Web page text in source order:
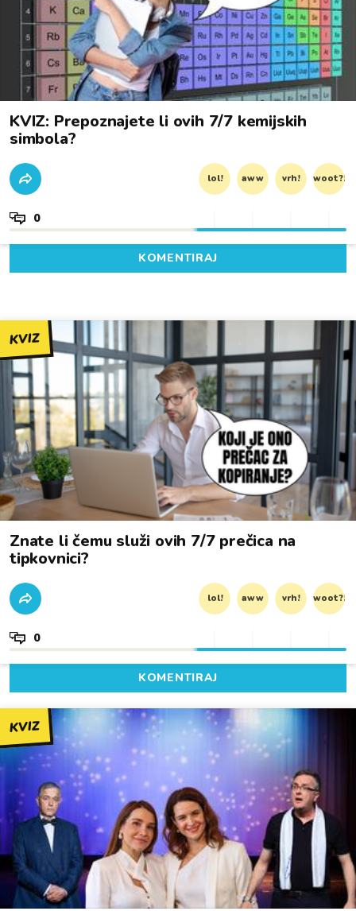
KVIZ: Prepoznajete li ovih 7/7 kemijskih
simbola?
lol! aww vrh! woot?!
0
KOMENTIRAJ
KVIZ
Znate li čemu služi ovih 7/7 prečica na
tipkovnici?
lol! aww vrh! woot?!
0
KOMENTIRAJ
KVIZ